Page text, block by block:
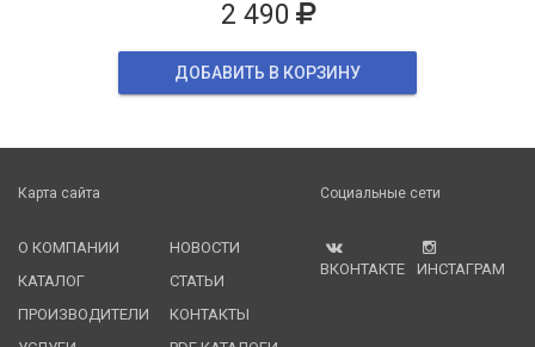
2 490
ДОБАВИТЬ В КОРЗИНУ
Карта сайта
О КОМПАНИИ
КАТАЛОГ
ПРОИЗВОДИТЕЛИ
НОВОСТИ
СТАТЬИ
КОНТАКТЫ
Социальные сети
ВКОНТАКТЕ ИНСТАГРАМ